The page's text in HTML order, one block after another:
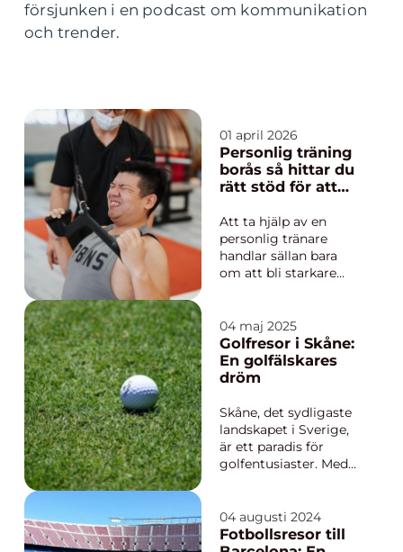
försjunken i en podcast om kommunikation
och trender.
01 april 2026
Personlig träning
borås så hittar du
rätt stöd för att
Att ta hjälp av en
personlig tränare
handlar sällan bara
om att bli starkare
ett sätt att få ordning
på vardagen, hitta
rutiner som håller och
skapa en kropp som
omkring träningen.
Intr...
04 maj 2025
Golfresor i Skåne:
En golfälskares
dröm
Skåne, det sydligaste
landskapet i Sverige,
är ett paradis för
golfentusiaster. Med
kombinerar
naturskönhet med
04 augusti 2024
Fotbollsresor till